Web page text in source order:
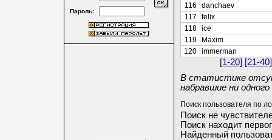
Пароль:
116
danchaev
117
felix
118 ice
119
Maxim
120 immerman
[1-20] [21-40]
В статистике
набравшие ни одного
Поиск пользователя по
Поиск не
Поиск находит
Найденный